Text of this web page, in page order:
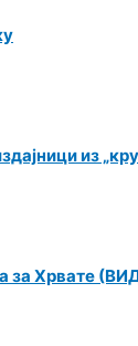
из
за Хрвате